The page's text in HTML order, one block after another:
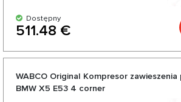
Dostępny
511.48 €
WABCO Original Kompresor
BMW X5 E53 4 corner